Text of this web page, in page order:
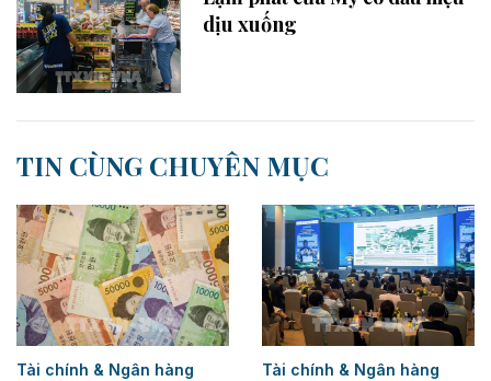
dịu xuống
TIN CÙNG CHUYÊN MỤC
Tài chính & Ngân hàng Tài chính & Ngân hàng